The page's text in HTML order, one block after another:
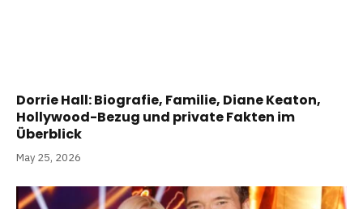
Dorrie Hall: Biografie, Familie, Diane Keaton,
Hollywood-Bezug und private Fakten im
Überblick
May 25, 2026